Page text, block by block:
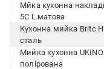
Мйка кухонна
5C L матова
Кухонна мийка Britc
сталь
Мийка кухонна
полірована